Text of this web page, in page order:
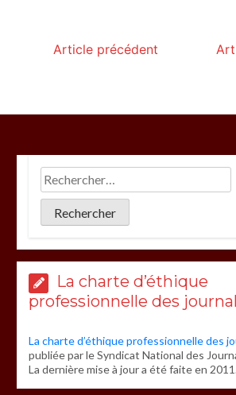
Article précédent
La charte d’éthique
professionnelle des
La charte d’éthique professionnelle des
publiée par le Syndicat National des
La dernière mise à jour a été faite en